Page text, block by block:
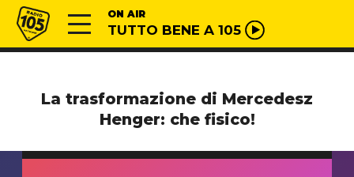
Vai al contenuto
Radio 105 ON AIR
TUTTO BENE A 105
La trasformazione di Mercedesz
Henger: che fisico!